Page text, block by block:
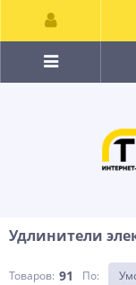
Удлинители
Товаров: 91 По: